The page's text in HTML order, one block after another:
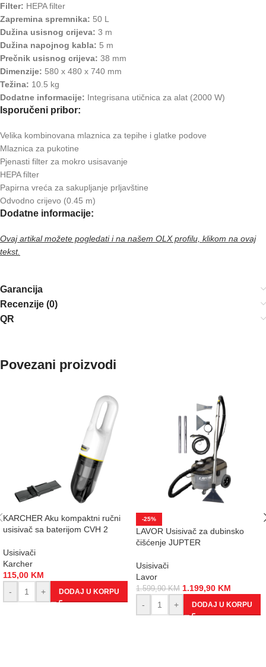
Filter: HEPA filter
Zapremina spremnika: 50 L
Dužina usisnog crijeva: 3 m
Dužina napojnog kabla: 5 m
Prečnik usisnog crijeva: 38 mm
Dimenzije: 580 x 480 x 740 mm
Težina: 10.5 kg
Dodatne informacije: Integrisana utičnica za alat (2000 W)
Isporučeni pribor:
Velika kombinovana mlaznica za tepihe i glatke podove
Mlaznica za pukotine
Pjenasti filter za mokro usisavanje
HEPA filter
Papirna vreća za sakupljanje prljavštine
Odvodno crijevo (0.45 m)
Dodatne informacije:
Ovaj artikal možete pogledati i na našem OLX profilu, klikom na ovaj
tekst.
Garancija
Recenzije (0)
QR
Povezani proizvodi
KARCHER Aku kompaktni ručni
usisivač sa baterijom CVH 2
Usisivači
Karcher
115,00 KM
-
+ DODAJ U KORPU
-25%
LAVOR Usisivač za dubinsko
čišćenje JUPTER
Usisivači
Lavor
1.599,90KM 1.199,90 KM
-
+ DODAJ U KORPU